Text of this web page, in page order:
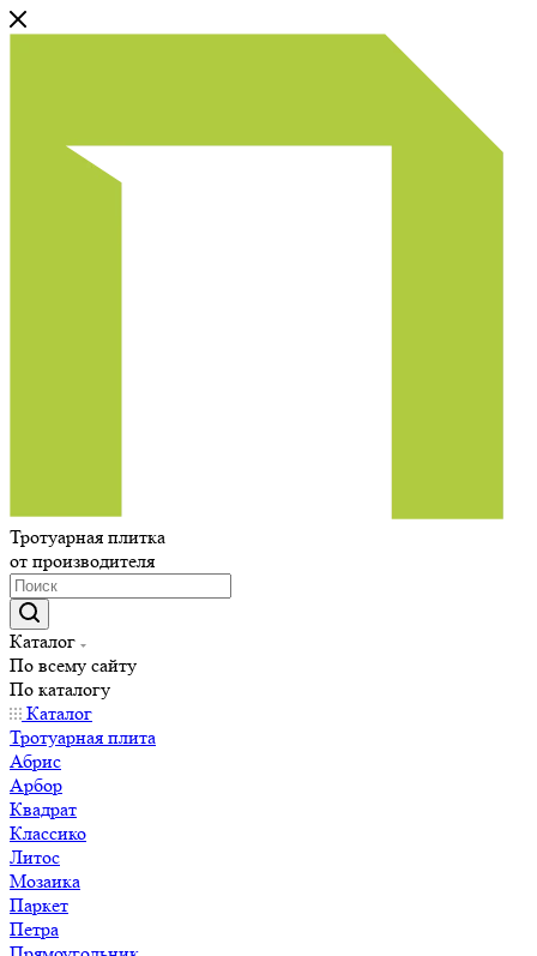
Тротуарная плитка
от производителя
Каталог
По всему сайту
По каталогу
Каталог
Тротуарная плита
Абрис
Арбор
Квадрат
Классико
Литос
Мозаика
Паркет
Петра